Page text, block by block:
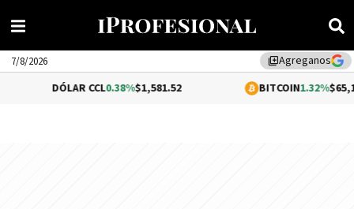
library_addAgreganos
7/8/2026
0.38%$1,581.52 1.32%$65,128.01